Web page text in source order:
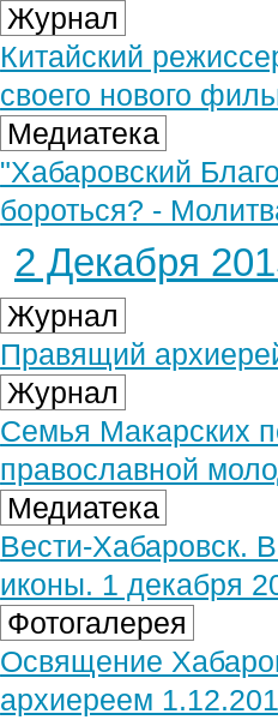
Журнал
Китайский
своего нового
Медиатека
"Хабаровский
бороться? -
2 Декабря
Журнал
Правящий
Журнал
Семья Макарских
православной
Медиатека
Вести-Хабаровск.
иконы. 1 декабря
Фотогалерея
Освящение
архиереем